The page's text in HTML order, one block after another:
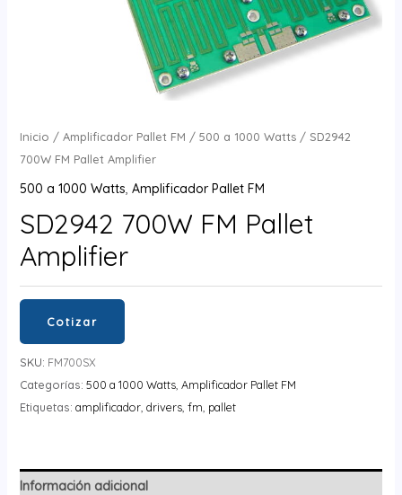
Inicio / Amplificador Pallet FM / 500 a 1000 Watts/ SD2942
700W FM Pallet Amplifier
500 a 1000 Watts Amplificador Pallet FM
SD2942 700W FM Pallet
Amplifier
Cotizar
SKU: FM700SX
Categorías: 500 a 1000 Watts, Amplificador Pallet FM
Etiquetas: amplificador, drivers, fm pallet
Información adicional